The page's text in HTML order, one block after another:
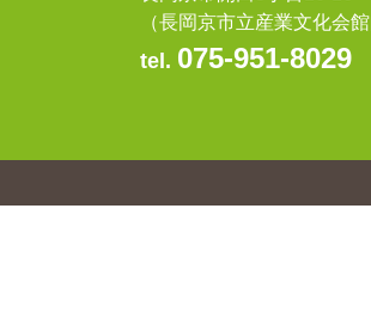
（長岡京市立産業文化会館
tel. 075-951-8029